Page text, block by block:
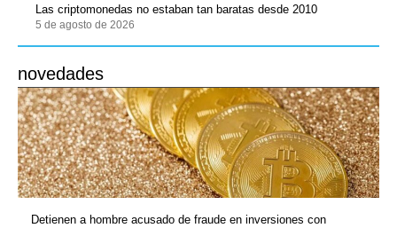
Las criptomonedas no estaban tan baratas desde 2010
5 de agosto de 2026
novedades
Detienen a hombre acusado de fraude en inversiones con